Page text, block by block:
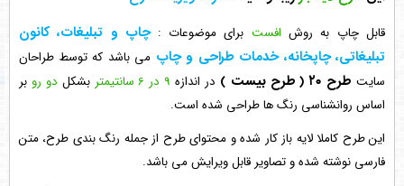
قابل چاپ به روش افست برای موضوعات : چاپ و تبلیغات، کانون
تبلیغاتی، چاپخانه، خدمات طراحی و چاپ می باشد که توسط طراحان
سایت طرح ۲۰ ( طرح بیست ) در اندازه 9 در 6 سانتیمتر بشکل دو رو بر
اساس روانشناسی رنگ ها طراحی شده است.
این طرح کاملا لایه باز کار شده و محتوای طرح از جمله رنگ بندی طرح، متن
فارسی نوشته شده و تصاویر قابل ویرایش می باشد.